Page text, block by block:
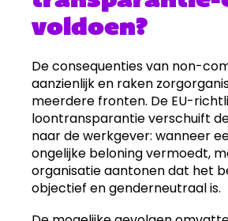
voldoen?
De consequenties van non-
aanzienlijk en raken
meerdere fronten. De EU-
loontransparantie verschuift
naar de werkgever: wanneer
ongelijke beloning vermoedt,
organisatie aantonen dat het
objectief en genderneutraal is.